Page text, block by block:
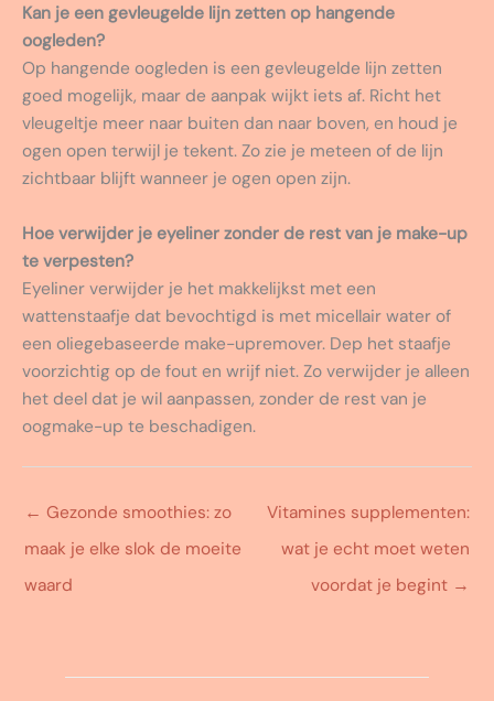
Kan je een gevleugelde lijn zetten op hangende
oogleden?
Op hangende oogleden is een gevleugelde lijn zetten
goed mogelijk, maar de aanpak wijkt iets af. Richt het
vleugeltje meer naar buiten dan naar boven, en houd je
ogen open terwijl je tekent. Zo zie je meteen of de lijn
zichtbaar blijft wanneer je ogen open zijn.
Hoe verwijder je eyeliner zonder de rest van je make-up
te verpesten?
Eyeliner verwijder je het makkelijkst met een
wattenstaafje dat bevochtigd is met micellair water of
een oliegebaseerde make-upremover. Dep het staafje
voorzichtig op de fout en wrijf niet. Zo verwijder je alleen
het deel dat je wil aanpassen, zonder de rest van je
oogmake-up te beschadigen.
← Gezonde smoothies: zo
maak je elke slok de moeite
waard
Vitamines supplementen:
wat je echt moet weten
voordat je begint →